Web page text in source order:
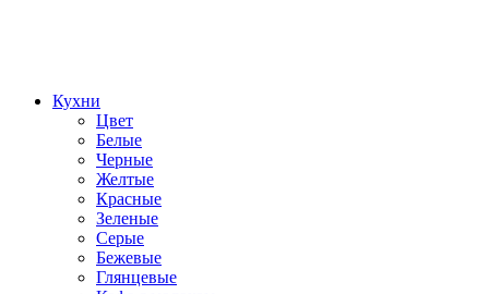
Кухни
Цвет
Белые
Черные
Желтые
Красные
Зеленые
Серые
Бежевые
Глянцевые